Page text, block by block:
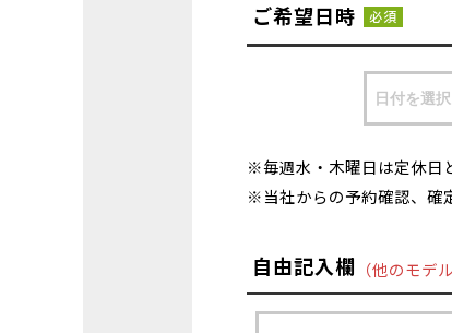
ご希望日時 必須
※毎週水・木曜日は定休日
※当社からの予約確認、確
自由記入欄 （他のモデ